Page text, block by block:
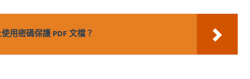
用密碼保護 PDF 文檔？